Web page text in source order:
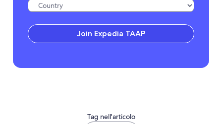
Join Expedia TAAP
Tag nell'articolo